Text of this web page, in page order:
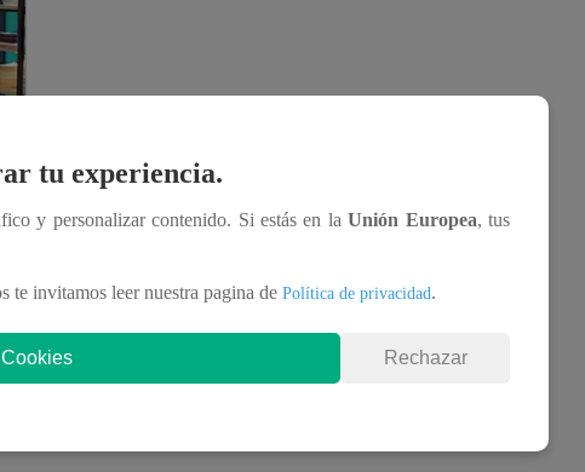
tu experiencia.
y personalizar contenido. Si estás en laUnión Europea, tus
te invitamos leer nuestra pagina de Política de privacidad.
Rechazar